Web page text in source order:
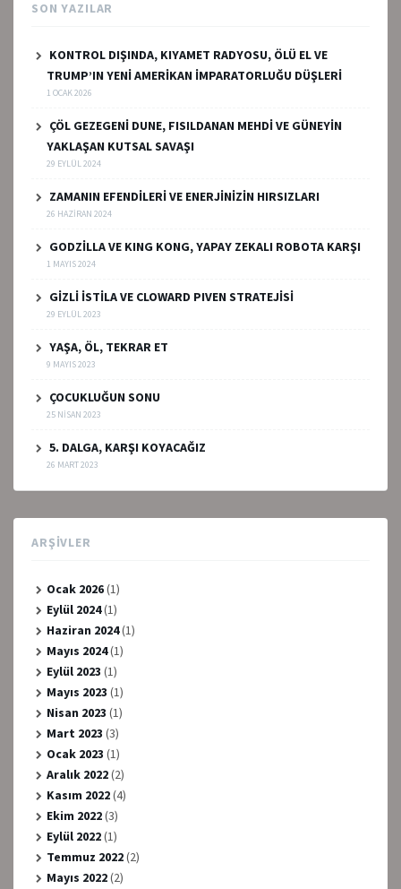
SON YAZILAR
KONTROL DIŞINDA, KIYAMET RADYOSU, ÖLÜ EL VE
TRUMP’IN YENİ AMERİKAN İMPARATORLUĞU DÜŞLERİ
1 OCAK 2026
ÇÖL GEZEGENİ DUNE, FISILDANAN MEHDİ VE GÜNEYİN
YAKLAŞAN KUTSAL SAVAŞI
29 EYLÜL 2024
ZAMANIN EFENDİLERİ VE ENERJİNİZİN HIRSIZLARI
26 HAZIRAN 2024
GODZİLLA VE KING KONG, YAPAY ZEKALI ROBOTA KARŞI
1 MAYIS 2024
GİZLİ İSTİLA VE CLOWARD PIVEN STRATEJİSİ
29 EYLÜL 2023
YAŞA, ÖL, TEKRAR ET
9 MAYIS 2023
ÇOCUKLUĞUN SONU
25 NISAN 2023
5. DALGA, KARŞI KOYACAĞIZ
26 MART 2023
ARŞIVLER
Ocak 2026(1)
Eylül 2024(1)
Haziran 2024(1)
Mayıs 2024(1)
Eylül 2023 (1)
Mayıs 2023 (1)
Nisan 2023 (1)
Mart 2023 (3)
Ocak 2023 (1)
Aralık 2022(2)
Kasım 2022(4)
Ekim 2022(3)
Eylül 2022(1)
Temmuz 2022(2)
Mayıs 2022(2)